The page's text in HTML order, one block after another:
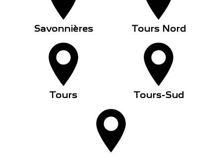
Savonnières Tours Nord
Tours Tours-Sud